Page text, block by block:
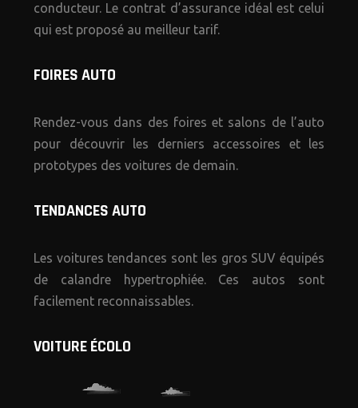
conducteur. Le contrat d’assurance idéal est celui
qui est proposé au meilleur tarif.
FOIRES AUTO
Rendez-vous dans des foires et salons de l’auto
pour découvrir les derniers accessoires et les
prototypes des voitures de demain.
TENDANCES AUTO
Les voitures tendances sont les gros SUV équipés
de calandre hypertrophiée. Ces autos sont
facilement reconnaissables.
VOITURE ÉCOLO